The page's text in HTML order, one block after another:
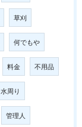
草刈
何でもや
料金 不用品
水周り
管理人